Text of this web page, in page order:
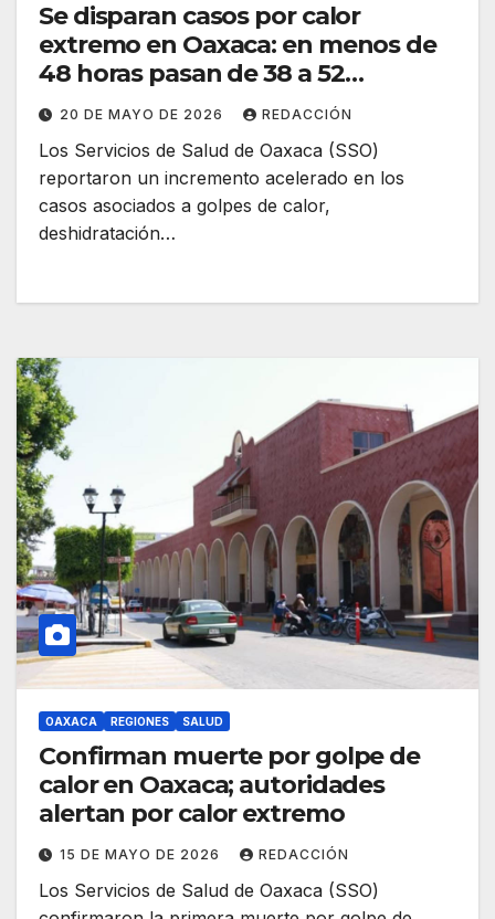
Se disparan casos por calor
extremo en Oaxaca: en menos de
48 horas pasan de 38 a 52
afectados
20 DE MAYO DE 2026 REDACCIÓN
Los Servicios de Salud de Oaxaca (SSO)
reportaron un incremento acelerado en los
casos asociados a golpes de calor,
deshidratación…
OAXACA REGIONES SALUD
Confirman muerte por golpe de
calor en Oaxaca; autoridades
alertan por calor extremo
15 DE MAYO DE 2026 REDACCIÓN
Los Servicios de Salud de Oaxaca (SSO)